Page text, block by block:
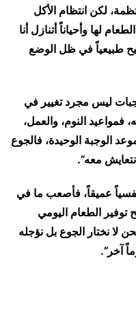
لكن انتظام الأكل
لها وأحياناً أتنازل أنا
طبيعياً في ظل الوضع
ليس مجرد تغيير في
فمواعيد النوم، والعمل،
الوجبة الوحيدة، فالجوع
معه”.
عميقاً، فأصعب ما في
الطعام اليومي
لا نختار الجوع بل نؤجله
آخر”.